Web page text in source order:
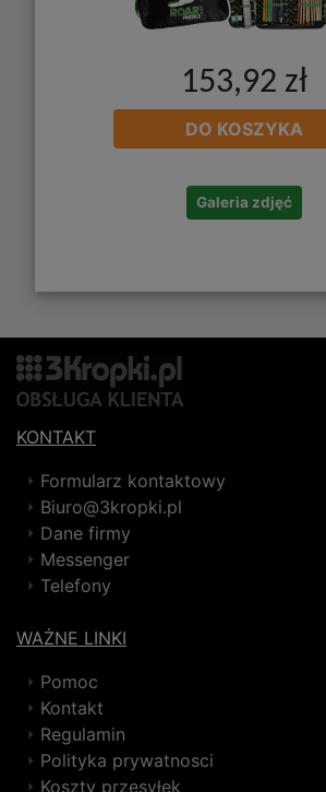
153,92 zł
DO KOSZYKA
Galeria zdjęć
KONTAKT
Formularz kontaktowy
Biuro@3kropki.pl
Dane firmy
Messenger
Telefony
WAŻNE LINKI
Pomoc
Kontakt
Regulamin
Polityka prywatnosci
Koszty przesyłek